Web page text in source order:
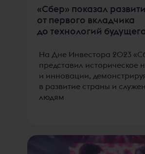
«Сбер» показал
от первого вкладчика
до технологий
На Дне Инвестора 2023
представил историческое
и инновации,
в развитие страны и
людям